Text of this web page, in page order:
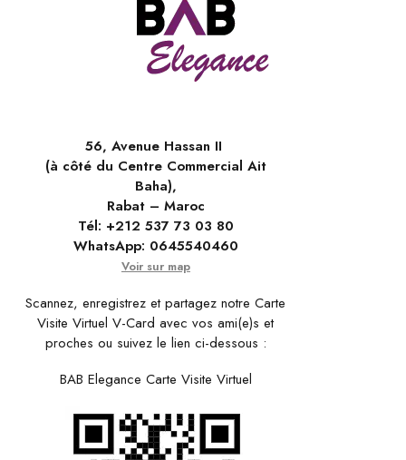
56, Avenue Hassan II
(à côté du Centre Commercial Ait
Baha),
Rabat – Maroc
Tél: +212 537 73 03 80
WhatsApp: 0645540460
Voir sur map
Scannez, enregistrez et partagez notre Carte
Visite Virtuel V-Card avec vos ami(e)s et
proches ou suivez le lien ci-dessous :
BAB Elegance Carte Visite Virtuel